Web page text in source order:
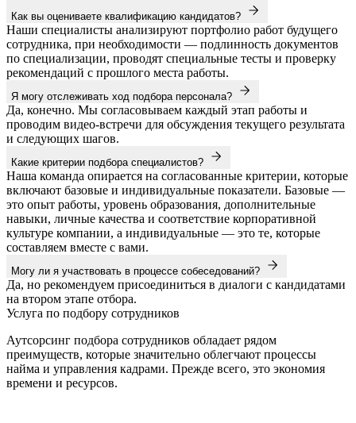
Как вы оцениваете квалификацию кандидатов?
Наши специалисты анализируют портфолио работ будущего
сотрудника, при необходимости — подлинность документов
по специализации, проводят специальные тесты и проверку
рекомендаций с прошлого места работы.
Я могу отслеживать ход подбора персонала?
Да, конечно. Мы согласовываем каждый этап работы и
проводим видео-встречи для обсуждения текущего результата
и следующих шагов.
Какие критерии подбора специалистов?
Наша команда опирается на согласованные критерии, которые
включают базовые и индивидуальные показатели. Базовые —
это опыт работы, уровень образования, дополнительные
навыки, личные качества и соответствие корпоративной
культуре компании, а индивидуальные — это те, которые
составляем вместе с вами.
Могу ли я участвовать в процессе собеседований?
Да, но рекомендуем присоединиться в диалоги с кандидатами
на втором этапе отбора.
Услуга по подбору сотрудников
Аутсорсинг подбора сотрудников обладает рядом
преимуществ, которые значительно облегчают процессы
найма и управления кадрами. Прежде всего, это экономия
времени и ресурсов.